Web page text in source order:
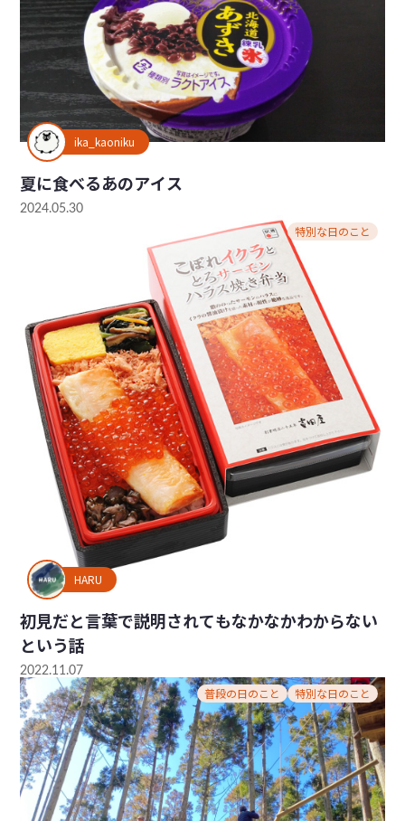
ika_kaoniku
夏に食べるあのアイス
2024.05.30
特別な日のこと
HARU
初見だと言葉で説明されてもなかなかわからない
という話
2022.11.07
普段の日のこと 特別な日のこと